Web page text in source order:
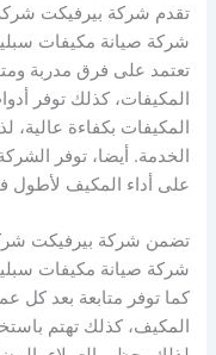
تقدم شركة بيرفيكت
شركة صيانة مكيفات
تعتمد على فرق مدربة
المكيفات، كذلك توفر
المكيفات بكفاءة عالية،
الخدمة. أيضا، توفر
على أداء المكيف لأطول
تضمن شركة بيرفيكت
شركة صيانة مكيفات
كما توفر متابعة بعد كل
المكيف، كذلك تهتم